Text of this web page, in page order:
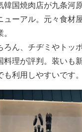
韓国焼肉店が九条河
ューアル。元々食材
ろん、チヂミやトッ
料理が評判。装いも
利用しやすいです。